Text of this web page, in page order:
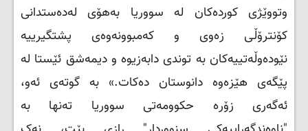
وتووێژی کوردەکان لە سووریا بەهۆی لەدەستدانی
کۆنترۆڵی زەوی و کەمبوونەوەی پشتگیرییە
نێودەوڵەتییەکان بە توندی دابەزیوە و دیمەشق ئێستا لە
پێگەی هێزەوە دانوستان دەکات.» بە گوتەی ئەو،
ئەگەری زۆرە حکوومەتی سووریا تەنها بە